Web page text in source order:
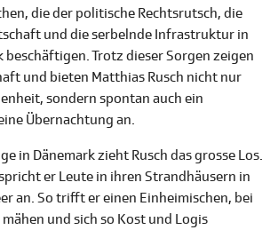
die der politische Rechtsrutsch, die
und die serbelnde Infrastruktur in
beschäftigen. Trotz dieser Sorgen zeigen
und bieten Matthias Rusch nicht nur
sondern spontan auch ein
Übernachtung an.
in Dänemark zieht Rusch das grosse Los.
er Leute in ihren Strandhäusern in
an. So trifft er einen Einheimischen, bei
mähen und sich so Kost und Logis